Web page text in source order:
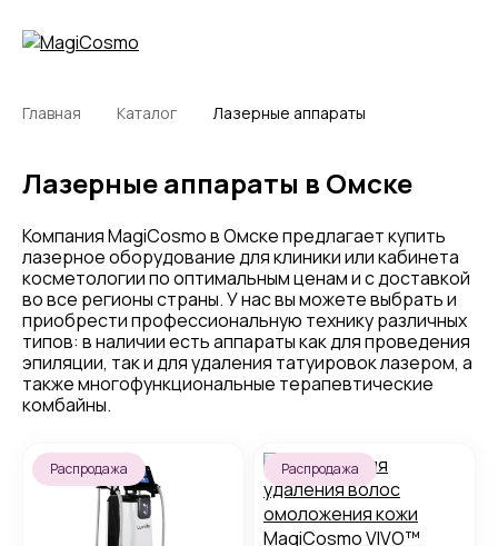
Главная Каталог Лазерные аппараты
Лазерные аппараты в Омске
Компания MagiCosmo в Омске предлагает купить
лазерное оборудование для клиники или кабинета
косметологии по оптимальным ценам и с доставкой
во все регионы страны. У нас вы можете выбрать и
приобрести профессиональную технику различных
типов: в наличии есть аппараты как для проведения
эпиляции, так и для удаления татуировок лазером, а
также многофункциональные терапевтические
комбайны.
Распродажа Распродажа